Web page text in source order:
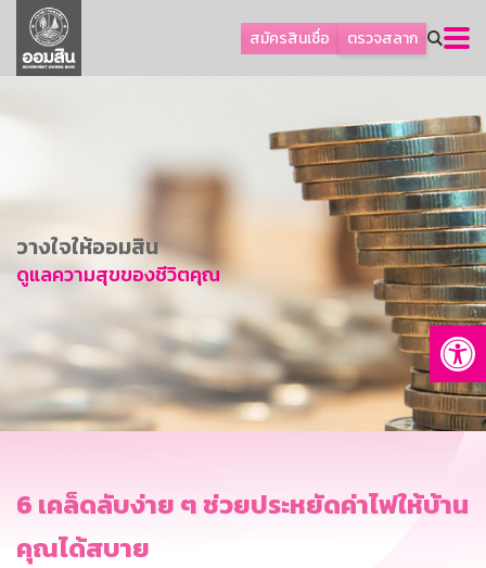
สมัครสินเชื่อ ตรวจสลาก
ลูกค้าธุรกิจ
ลูกค้าผู้ประกอบรายย่อย
เกี่ยวกับธนาคาร
ข่าวสาร
อื่นๆ
ติดต่อเรา
บริการออนไลน์
วางใจให้ออมสิน
ดูแลความสุขของชีวิตคุณ
6 เคล็ดลับง่าย ๆ ช่วยประหยัดค่าไฟให้บ้าน
คุณได้สบาย